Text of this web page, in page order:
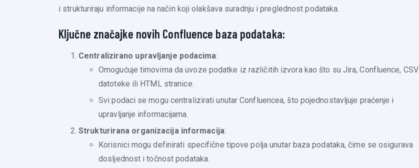
i strukturiraju informacije na način koji olakšava suradnju i preglednost podataka.
Ključne značajke novih Confluence baza podataka:
Centralizirano upravljanje podacima:
Omogućuje timovima da uvoze podatke iz različitih izvora kao što su Jira, Confluence, CSV
datoteke ili HTML stranice.
Svi podaci se mogu centralizirati unutar Confluencea, što pojednostavljuje praćenje i
upravljanje informacijama.
Strukturirana organizacija informacija:
Korisnici mogu definirati specifične tipove polja unutar baza podataka, čime se osigurava
dosljednost i točnost podataka.